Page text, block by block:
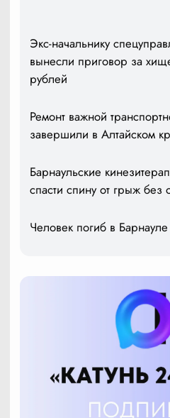
Экс-начальнику
вынесли приговор за
рублей
Ремонт важной
завершили в Алтайском
Барнаульские
спасти спину от грыж без
Человек погиб в